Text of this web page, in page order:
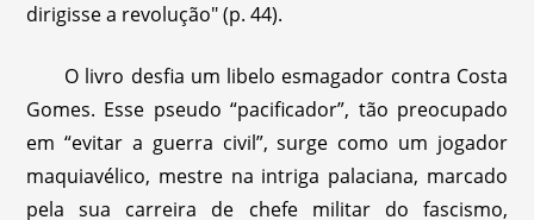
dirigisse a revolução" (p. 44).
O livro desfia um libelo esmagador contra Costa
Gomes. Esse pseudo “pacificador”, tão preocupado
em “evitar a guerra civil”, surge como um jogador
maquiavélico, mestre na intriga palaciana, marcado
pela sua carreira de chefe militar do fascismo,